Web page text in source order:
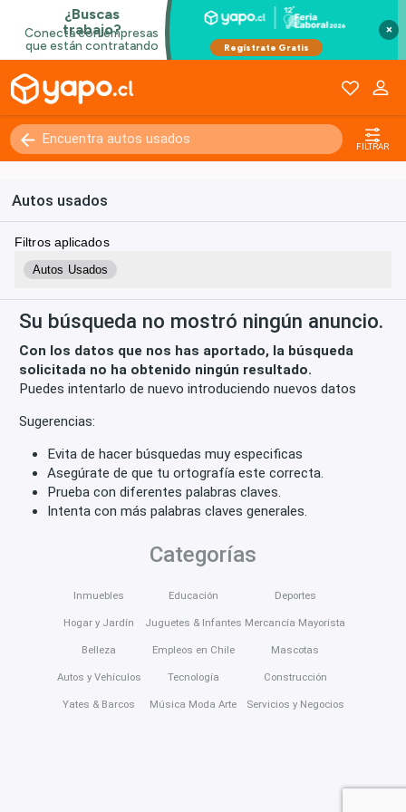
×
FILTRAR
Autos usados
Filtros aplicados
Autos Usados
Su búsqueda no mostró ningún anuncio.
Con los datos que nos has aportado, la búsqueda
solicitada no ha obtenido ningún resultado.
Puedes intentarlo de nuevo introduciendo nuevos datos
Sugerencias:
Evita de hacer búsquedas muy especificas
Asegúrate de que tu ortografía este correcta.
Prueba con diferentes palabras claves.
Intenta con más palabras claves generales.
Categorías
Inmuebles
Hogar y Jardín
Belleza
Autos y Vehículos
Yates & Barcos
Educación
Juguetes & Infantes
Empleos en Chile
Tecnología
Música Moda Arte
Deportes
Mercancía Mayorista
Mascotas
Construcción
Servicios y Negocios
Kilómetros 0 - 250000+